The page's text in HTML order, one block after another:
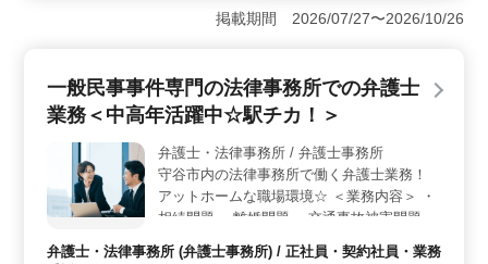
置するこの法律事務所は、中高年の方々が活躍できる環
境を整えています。駅から徒歩6分というアクセスの良さ
す。 ＜取扱分野の幅広さ＞ 契約紛争から相続問
題、会社内紛争、企業倒産処理、消費者問題まで、様々
積極的にチャレンジできる環境が整っており、スキルア
ップを目指す方に最適です。 ＜働きやすい環境＞
週休2日制を採用し、残業はほぼなし。また、就業時間も
9:30から17:30までと、働きやすい環境が整っています。
ど、福利厚生も整っています。安心して長く働ける環境
掲載期間 2026/07/27〜2026/10/26
一般民事事件専門の法律事務所での弁護士
業務＜中高年活躍中☆駅チカ！＞
弁護士・法律事務所 / 弁護士事務所
守谷市内の法律事務所で働く弁護士業務！
アットホームな職場環境☆ ＜業務内容＞ ・
相続問題 ・離婚問題 ・交通事故被害問題 ・
労働問題 ・借金問題 ＜特徴＞ ・残業少なめ
弁護士・法律事務所 (弁護士事務所) / 正社員・契約社員・業務